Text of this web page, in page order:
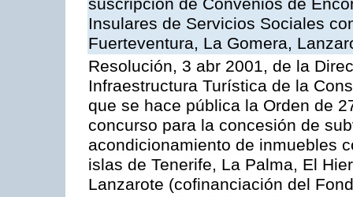
suscripción de Convenios de
Insulares de Servicios Sociales
Fuerteventura, La Gomera,
Resolución, 3 abr 2001, de la
Infraestructura Turística de la
que se hace pública la Orden de
concurso para la concesión de
acondicionamiento de inmuebles
islas de Tenerife, La Palma, El
Lanzarote (cofinanciación del